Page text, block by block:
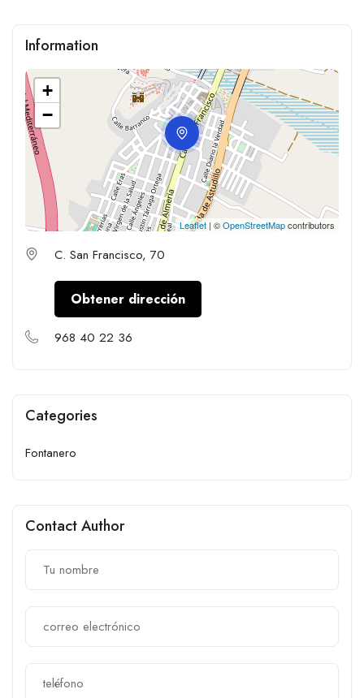
Information
+
−
Leaflet | ©OpenStreetMapcontributors
C. San Francisco, 70
Obtener dirección
968 40 22 36
Categories
Fontanero
Contact Author